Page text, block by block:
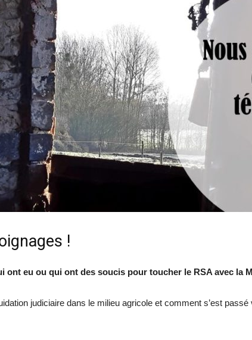
!
ont eu ou qui ont des soucis pour toucher le RSA avec la
judiciaire dans le milieu agricole et comment s’est